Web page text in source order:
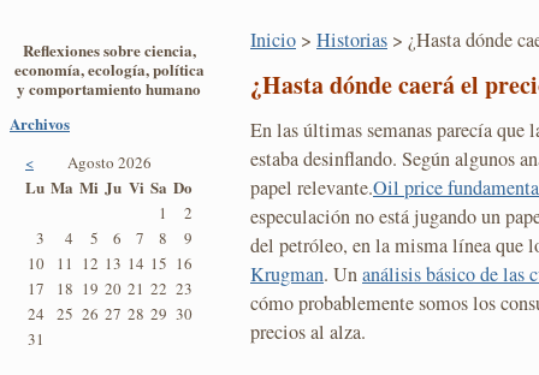
Reflexiones sobre ciencia,
economía, ecología, política
y comportamiento humano
Archivos
< Agosto 2026
Lu Ma Mi Ju Vi Sa Do
1
2
3
4 5 6 7 8
9
10
11 12 13 14 15 16
17
18 19 20 21 22 23
24
25 26 27 28 29 30
31
Inicio > Historias > ¿Hasta dónde
¿Hasta dónde caerá el
En las últimas semanas parecía
estaba desinflando. Según algunos
papel relevante.Oil price
especulación no está jugando un
del petróleo, en la misma línea que
Krugman. Unanálisis básico de las
cómo probablemente somos los
precios al alza.